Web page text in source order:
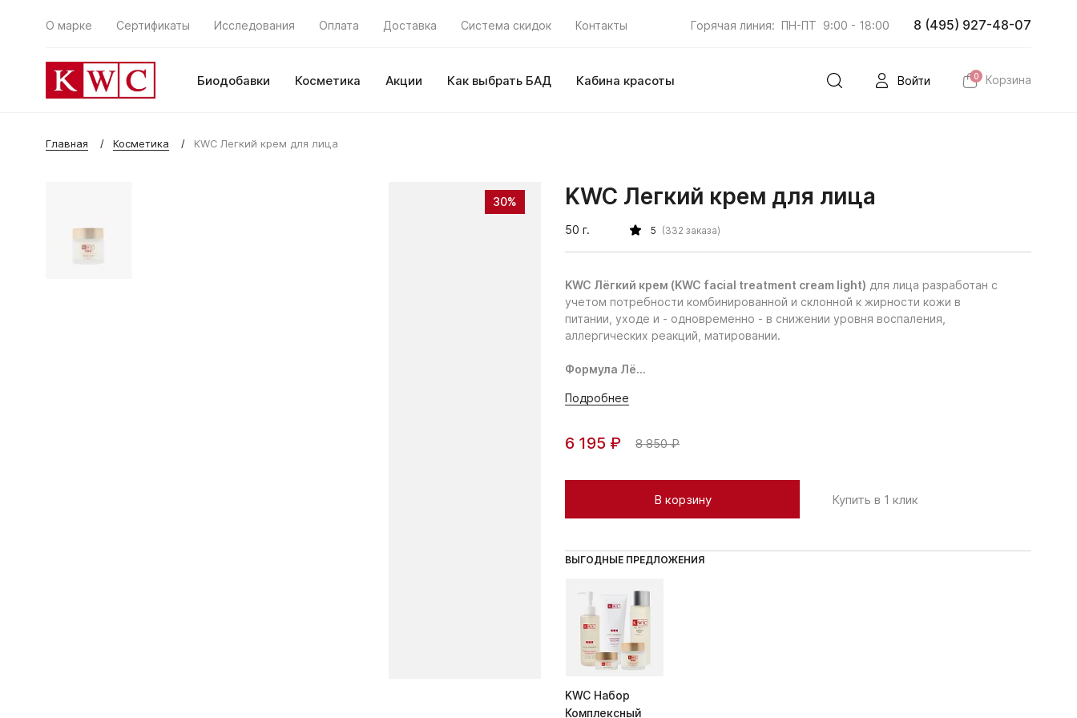
О марке Сертификаты Исследования Оплата Доставка Система скидок Контакты Горячая линия: ПН-ПТ 9:00 - 18:00 8 (495) 927-48-07
Биодобавки Косметика Акции Как выбрать БАД Кабина красоты Войти 0 Корзина
Главная Косметика KWC Легкий крем для лица
30% KWC Легкий крем для лица
50 г. 5 (332 заказа)
KWC Лёгкий крем (KWC facial treatment cream light) для лица разработан с
учетом потребности комбинированной и склонной к жирности кожи в
питании, уходе и - одновременно - в снижении уровня воспаления,
аллергических реакций, матировании.
Формула Лё...
Подробнее
6 195 ₽ 8 850 ₽
В корзину Купить в 1 клик
ВЫГОДНЫЕ ПРЕДЛОЖЕНИЯ
KWC Набор
Комплексный